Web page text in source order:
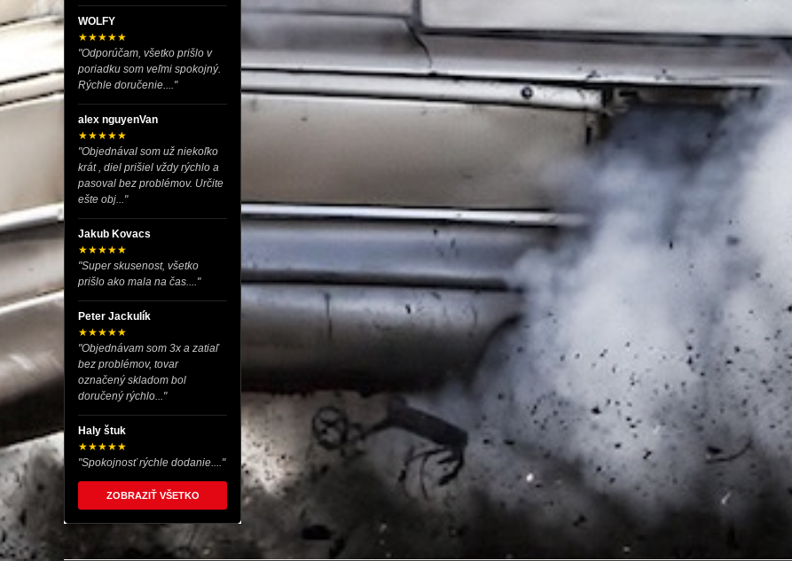
WOLFY
★★★★★
"Odporúčam, všetko prišlo v
poriadku som veľmi spokojný.
Rýchle doručenie...."
alex nguyenVan
★★★★★
"Objednával som už niekoľko
krát , diel prišiel vždy rýchlo a
pasoval bez problémov. Určite
ešte obj..."
Jakub Kovacs
★★★★★
"Super skusenost, všetko
prišlo ako mala na čas...."
Peter Jackulík
★★★★★
"Objednávam som 3x a zatiaľ
bez problémov, tovar
označený skladom bol
doručený rýchlo..."
Haly štuk
★★★★★
"Spokojnosť rýchle dodanie...."
ZOBRAZIŤ VŠETKO